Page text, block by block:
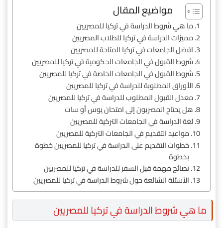
مواضيع المقال
ما هي شروط الدراسة في تركيا للمصريين
مميزات الدراسة في تركيا للطلاب المصريين
افضل الجامعات في تركيا المتاحة للمصريين
شروط القبول في الجامعات الحكومية في تركيا للمصريين
شروط القبول في الجامعات الخاصة في تركيا للمصريين
الأوراق المطلوبة للدراسة في تركيا للمصريين
معدل القبول المطلوب للدراسة في تركيا للمصريين
هل يحتاج المصريون إلى امتحان يوس أو سات
لغة الدراسة في الجامعات التركية للمصريين
مواعيد التقديم في الجامعات التركية للمصريين
خطوات التقديم على الدراسة في تركيا للمصريين خطوة
بخطوة
نصائح مهمة قبل السفر للدراسة في تركيا للمصريين
الأسئلة الشائعة حول شروط الدراسة في تركيا للمصريين
ما هي شروط الدراسة في تركيا للمصريين